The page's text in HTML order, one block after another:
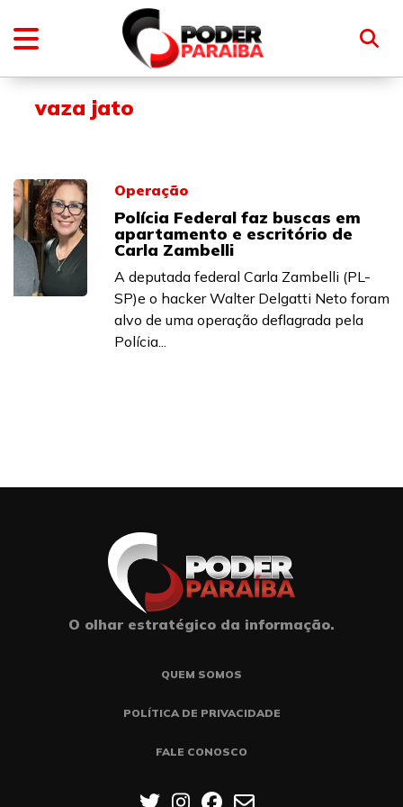
vaza jato
Operação
Polícia Federal faz buscas em
apartamento e escritório de
Carla Zambelli
A deputada federal Carla Zambelli (PL-
SP)e o hacker Walter Delgatti Neto foram
alvo de uma operação deflagrada pela
Polícia...
O olhar estratégico da informação.
QUEM SOMOS
POLÍTICA DE PRIVACIDADE
FALE CONOSCO